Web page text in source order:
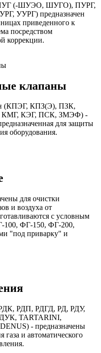
(ПУГ (-ШУЭО, ШУГО), ПУРГ,
УУРГ) предназначен
приведенного к
посредством
коррекции.
клапаны
(КПЭГ, КПЗ(Э), ПЗК,
КЭГ, ПСК, ЗМЭФ) -
для защиты
оборудования.
для очистки
и воздуха от
с условным
100, ФГ-150, ФГ-200,
"под приварку" и
(РДК, РДП, РДГД, РД, РДУ,
TARTARINI,
- предназначены
газа и автоматического